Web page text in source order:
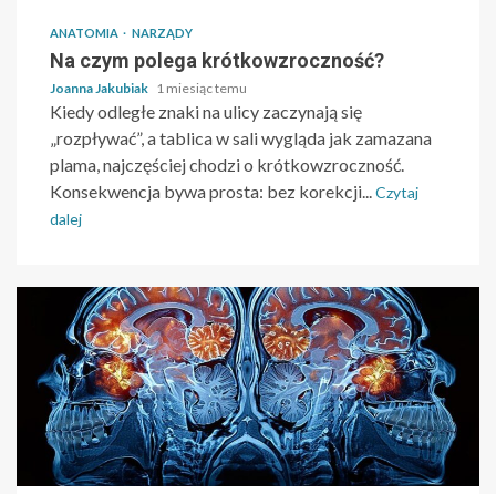
ANATOMIA NARZĄDY
Na czym polega krótkowzroczność?
Joanna Jakubiak 1 miesiąc temu
Kiedy odległe znaki na ulicy zaczynają się
„rozpływać”, a tablica w sali wygląda jak zamazana
plama, najczęściej chodzi o krótkowzroczność.
Konsekwencja bywa prosta: bez korekcji...Czytaj
dalej